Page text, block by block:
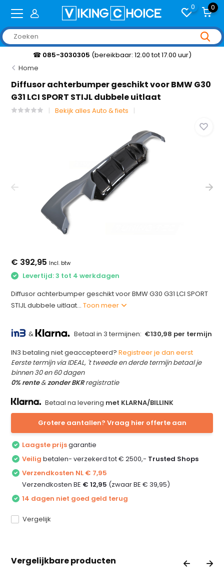
0 0
☎ 085-3030305 (bereikbaar: 12.00 tot 17.00 uur)
Home
Diffusor achterbumper geschikt voor BMW G30
G31 LCI SPORT STIJL dubbele uitlaat
Bekijk alles Auto & fiets
€ 392,95 Incl. btw
Levertijd: 3 tot 4 werkdagen
Diffusor achterbumper geschikt voor BMW G30 G31 LCI SPORT
STIJL dubbele uitlaat...Toon meer
& Betaal in 3 termijnen: €130,98 per termijn
IN3 betaling niet geaccepteerd?Registreer je dan eerst
Eerste termijn via IDEAL, 't tweede en derde termijn betaal je
binnen 30 en 60 dagen
0% rente&zonder BKRregistratie
Betaal na levering met KLARNA/BILLINK
Grotere aantallen? Vraag hier offerte aan
Laagste prijsgarantie
Veilig betalen- verzekerd tot € 2500,- Trusted Shops
Verzendkosten NL € 7,95
Verzendkosten BE € 12,95 (zwaar BE € 39,95)
14 dagen niet goed geld terug
Vergelijk
Vergelijkbare producten